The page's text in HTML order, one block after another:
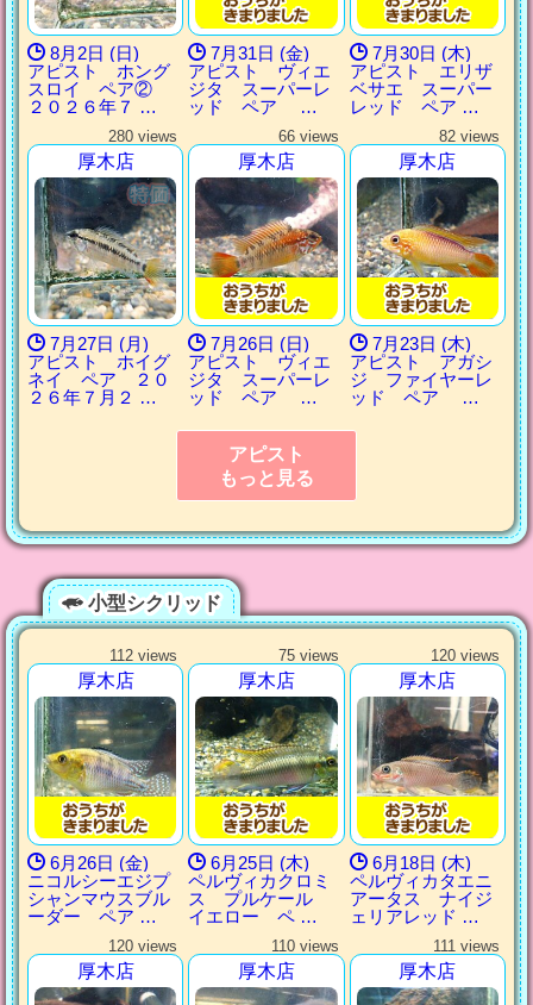
8月2日 (日)
アピスト ホング
スロイ ペア②
２０２６年７ …
7月31日 (金)
アピスト ヴィエ
ジタ スーパーレ
ッド ペア …
7月30日 (木)
アピスト エリザ
ベサエ スーパー
レッド ペア …
280 views
厚木店
7月27日 (月)
アピスト ホイグ
ネイ ペア ２０
２６年７月２ …
66 views
厚木店
7月26日 (日)
アピスト ヴィエ
ジタ スーパーレ
ッド ペア …
82 views
厚木店
7月23日 (木)
アピスト アガシ
ジ ファイヤーレ
ッド ペア …
アピスト
もっと見る
小型シクリッド
112 views
厚木店
6月26日 (金)
ニコルシーエジプ
シャンマウスブル
ーダー ペア …
75 views
厚木店
6月25日 (木)
ペルヴィカクロミ
ス プルケール
イエロー ペ …
120 views
厚木店
6月18日 (木)
ペルヴィカタエニ
アータス ナイジ
ェリアレッド …
120 views
厚木店
110 views
厚木店
111 views
厚木店